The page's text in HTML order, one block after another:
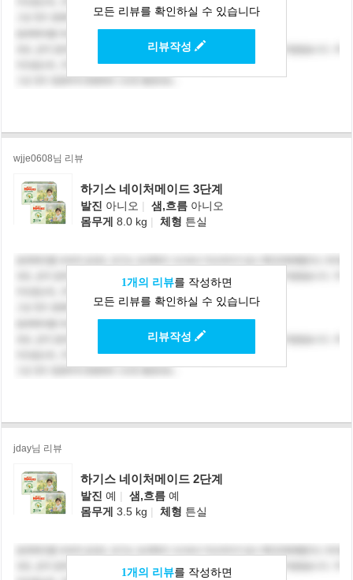
모든 리뷰를 확인하실 수 있습니다
리뷰작성
wjje0608님 리뷰
하기스 네이처메이드 3단계
발진 아니오 | 샘,흐름 아니오
몸무게 8.0 kg | 체형 튼실
1개의 리뷰를 작성하면
모든 리뷰를 확인하실 수 있습니다
리뷰작성
jday님 리뷰
하기스 네이처메이드 2단계
발진 예 | 샘,흐름 예
몸무게 3.5 kg | 체형 튼실
1개의 리뷰를 작성하면